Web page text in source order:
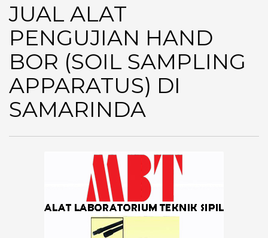
JUAL ALAT
PENGUJIAN HAND
BOR (SOIL SAMPLING
APPARATUS) DI
SAMARINDA